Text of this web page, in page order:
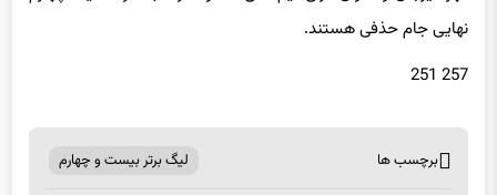
نهایی جام حذفی هستند.
257 251
برچسب ها لیگ برتر بیست و چهارم